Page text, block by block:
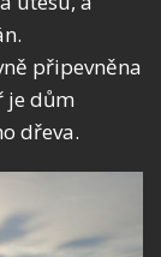
připevněna
je dům
dřeva.